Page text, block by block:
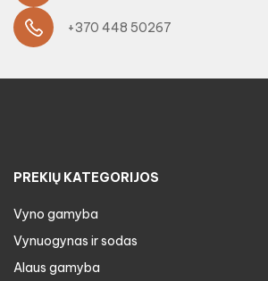
+370 448 50267
PREKIŲ KATEGORIJOS
Vyno gamyba
Vynuogynas ir sodas
Alaus gamyba